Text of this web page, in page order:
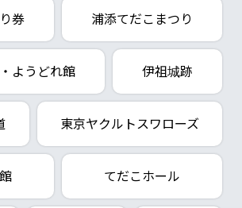
券 浦添てだこまつり
ようどれ館 伊祖城跡
東京ヤクルトスワローズ
てだこホール